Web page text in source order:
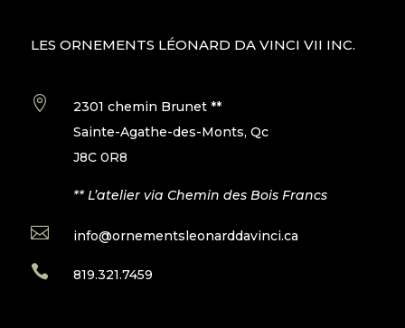
LES ORNEMENTS LÉONARD DA VINCI VII INC.

2301 chemin Brunet **
Sainte-Agathe-des-Monts, Qc
J8C 0R8
** L’atelier via Chemin des Bois Francs
 info@ornementsleonarddavinci.ca
 819.321.7459